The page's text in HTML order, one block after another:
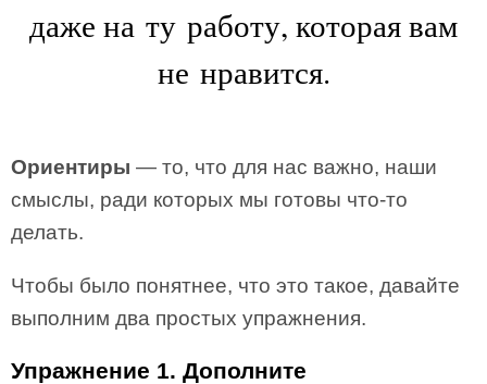
даже на ту работу, которая вам
не нравится.
Ориентиры — то, что для нас важно, наши
смыслы, ради которых мы готовы что-то
делать.
Чтобы было понятнее, что это такое, давайте
выполним два простых упражнения.
Упражнение 1. Дополните